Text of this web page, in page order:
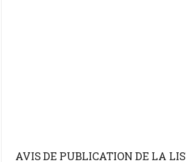
AVIS DE PUBLICATION DE LA